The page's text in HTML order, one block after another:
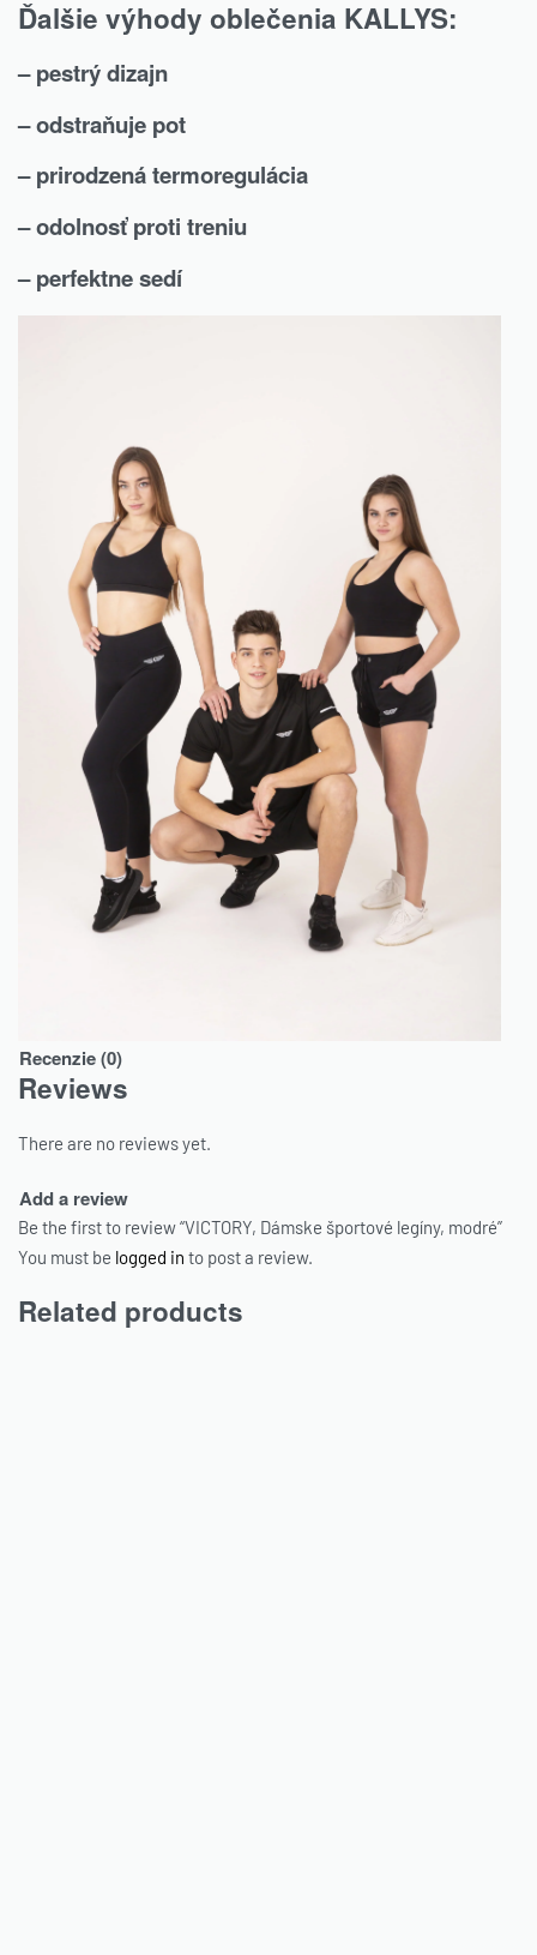
Ďalšie výhody oblečenia KALLYS:
– pestrý dizajn
– odstraňuje pot
– prirodzená termoregulácia
– odolnosť proti treniu
– perfektne sedí
Recenzie (0)
Reviews
There are no reviews yet.
Add a review
Be the first to review “VICTORY, Dámske športové legíny, modré”
You must be logged in to post a review.
Related products